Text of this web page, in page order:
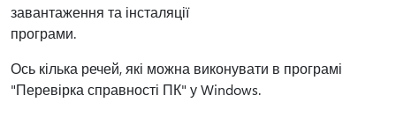
завантаження та інсталяції
програми.
Ось кілька речей, які можна виконувати в програмі
"Перевірка справності ПК" у Windows.